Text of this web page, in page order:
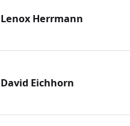
Lenox Herrmann
David Eichhorn